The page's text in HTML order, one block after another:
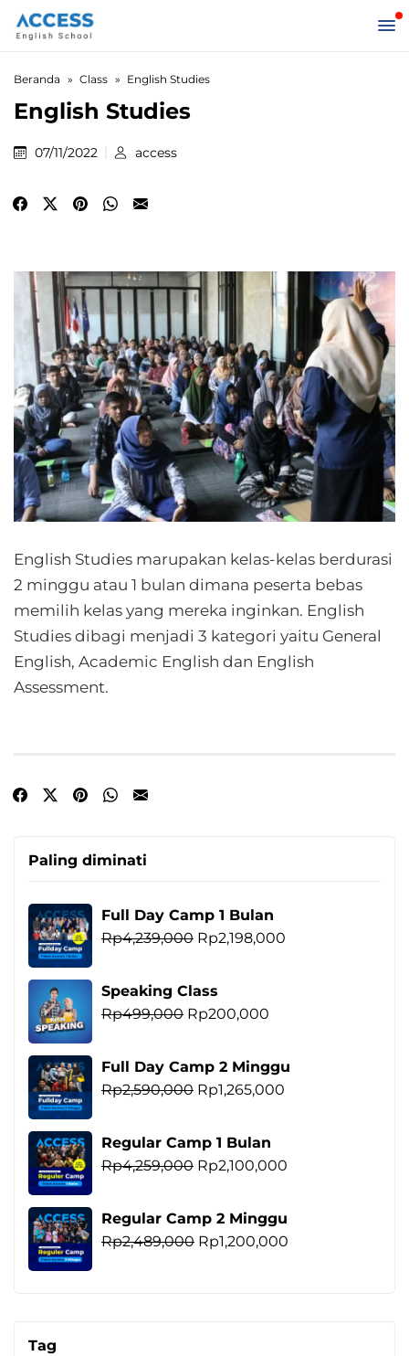
Beranda Class English Studies
English Studies
07/11/2022 access
English Studies marupakan kelas-kelas berdurasi
2 minggu atau 1 bulan dimana peserta bebas
memilih kelas yang mereka inginkan. English
Studies dibagi menjadi 3 kategori yaitu General
English, Academic English dan English
Assessment.
Paling diminati
Full Day Camp 1 Bulan
Rp4,239,000 Harga
Rp4,239,000.
Rp2,198,000
Speaking Class
Rp499,000 Harga
adalah:
Rp499,000.
Rp200,000
adalah:
Full Day Camp 2 Minggu
Rp2,590,000 Harga
adalah:
Rp2,590,000.
Rp1,265,000
adalah:
Regular Camp 1 Bulan
Rp4,259,000 Harga
adalah:
Rp4,259,000.
Rp2,100,000
Regular Camp 2 Minggu
Rp2,489,000 Harga
Rp1,200,000
Tag